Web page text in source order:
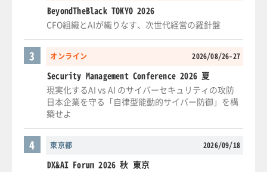
BeyondTheBlack TOKYO 2026
CFO組織とAIが織りなす、次世代経営の羅針盤
オンライン 2026/08/26-27
3
Security Management Conference 2026 夏
現実化するAI vs AI のサイバーセキュリティの攻防
日本企業を守る「自律型能動的サイバー防御」を構
築せよ
東京都 2026/09/18
4
DX&AI Forum 2026 秋 東京